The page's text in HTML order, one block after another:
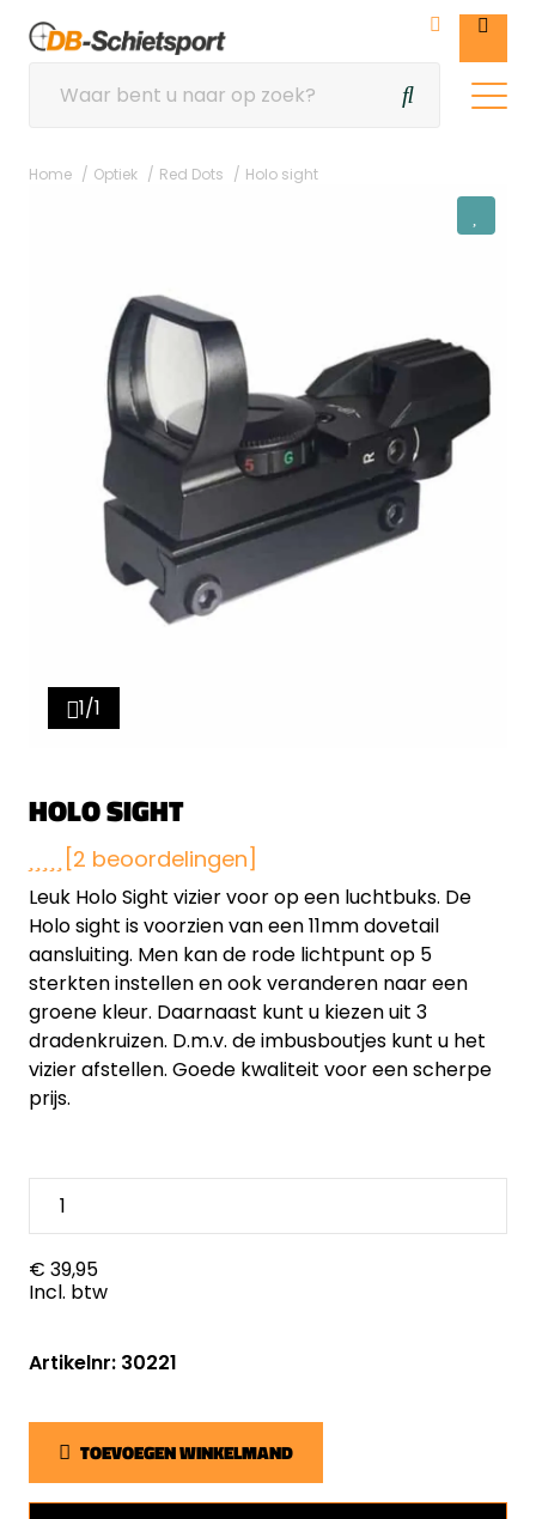
Home Optiek Red Dots Holo sight
1/1
HOLO SIGHT
[2 beoordelingen]
Leuk Holo Sight vizier voor op een luchtbuks. De
Holo sight is voorzien van een 11mm dovetail
aansluiting. Men kan de rode lichtpunt op 5
sterkten instellen en ook veranderen naar een
groene kleur. Daarnaast kunt u kiezen uit 3
dradenkruizen. D.m.v. de imbusboutjes kunt u het
vizier afstellen. Goede kwaliteit voor een scherpe
prijs.
€ 39,95
Incl. btw
Artikelnr: 30221
TOEVOEGEN WINKELMAND